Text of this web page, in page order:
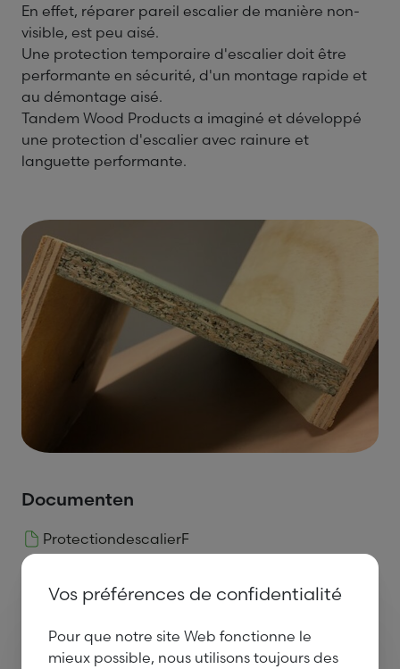
En effet, réparer pareil escalier de manière non-
visible, est peu aisé.
Une protection temporaire d'escalier doit être
performante en sécurité, d'un montage rapide et
au démontage aisé.
Tandem Wood Products a imaginé et développé
une protection d'escalier avec rainure et
languette performante.
Documenten
ProtectiondescalierF
R.pdf
Vos préférences de confidentialité
Pour que notre site Web fonctionne le
mieux possible, nous utilisons toujours des